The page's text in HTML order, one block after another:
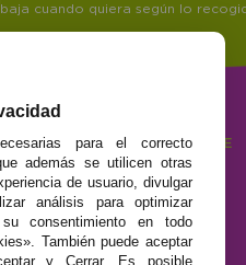
baja cuando quiera según lo
ATENCIÓN AL CLIENTE
Envíos y devoluciones
Formas de pago
Preguntas Frecuentes
Contacto
para el correcto
además se utilicen otras
de usuario, divulgar
análisis para optimizar
consentimiento en todo
También puede aceptar
y Cerrar. Es posible